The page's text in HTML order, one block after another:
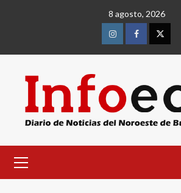
8 agosto, 2026
InstagramFacebook
primario